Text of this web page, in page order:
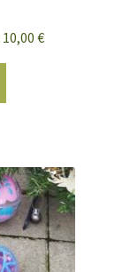
10,00 €